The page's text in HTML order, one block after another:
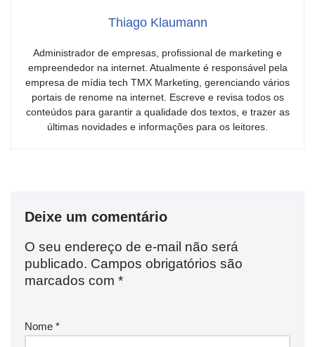
Thiago Klaumann
Administrador de empresas, profissional de marketing e
empreendedor na internet. Atualmente é responsável pela
empresa de mídia tech TMX Marketing, gerenciando vários
portais de renome na internet. Escreve e revisa todos os
conteúdos para garantir a qualidade dos textos, e trazer as
últimas novidades e informações para os leitores.
Deixe um comentário
O seu endereço de e-mail não será
publicado. Campos obrigatórios são
marcados com *
Nome *